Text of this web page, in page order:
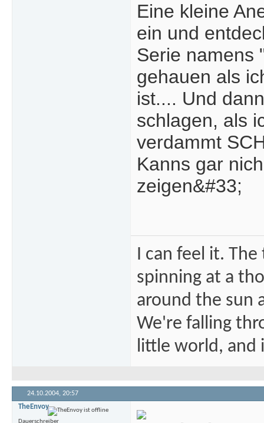
Eine kleine
ein und
Serie namens
gehauen als
ist.... Und
schlagen, als
verdammt
Kanns gar
zeigen&#33;
I can feel it.
spinning at a
around the sun
We're falling
little world, and
24.10.2004, 20:57
TheEnvoy